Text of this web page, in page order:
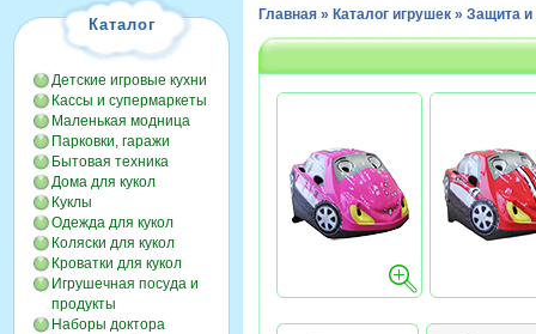
Каталог
Детские игровые кухни
Кассы и супермаркеты
Маленькая модница
Парковки, гаражи
Бытовая техника
Дома для кукол
Куклы
Одежда для кукол
Коляски для кукол
Кроватки для кукол
Игрушечная посуда и
продукты
Наборы доктора
Главная » Каталог игрушек » Защита